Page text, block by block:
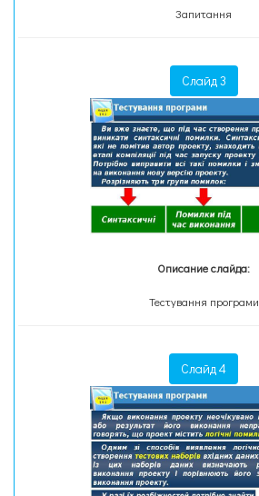
Запитання
Слайд 3
Описание слайда:
Тестування програми
Слайд 4